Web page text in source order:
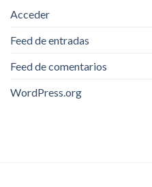
Acceder
Feed de entradas
Feed de comentarios
WordPress.org